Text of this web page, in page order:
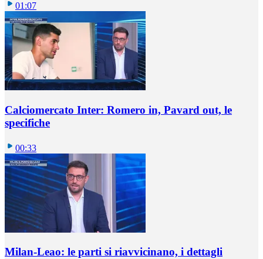
01:07
Calciomercato Inter: Romero in, Pavard out, le
specifiche
00:33
Milan-Leao: le parti si riavvicinano, i dettagli